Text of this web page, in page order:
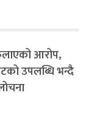
आरोप,
उपलब्धि भन्दै